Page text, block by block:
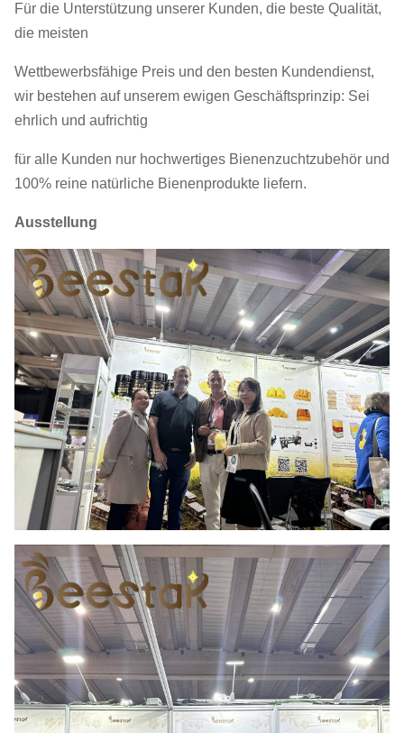
Für die Unterstützung unserer Kunden, die beste Qualität,
die meisten
Wettbewerbsfähige Preis und den besten Kundendienst,
wir bestehen auf unserem ewigen Geschäftsprinzip: Sei
ehrlich und aufrichtig
für alle Kunden nur hochwertiges Bienenzuchtzubehör und
100% reine natürliche Bienenprodukte liefern.
Ausstellung